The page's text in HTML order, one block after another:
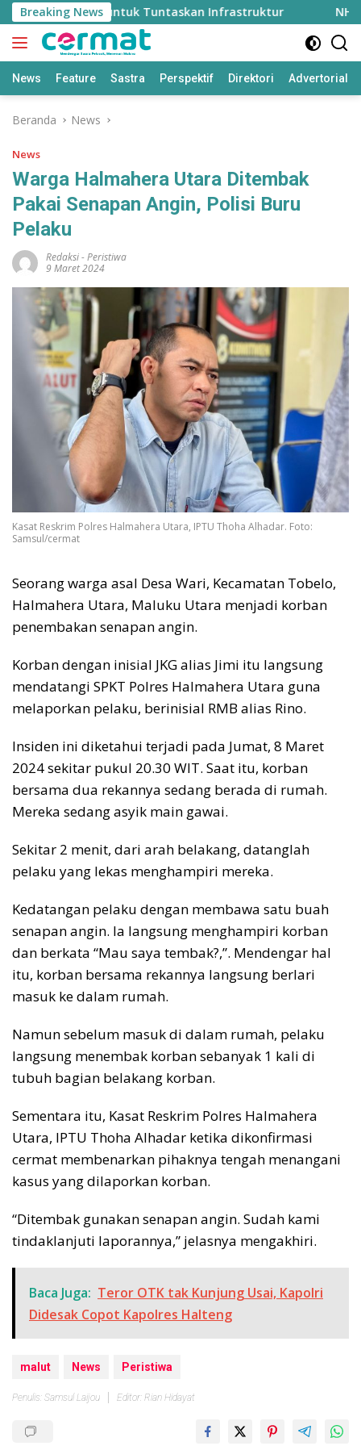
Langsung
ke
konten
Breaking News
Rp2 Triliun untuk Tuntaskan Infrastruktur NHM
News Feature Sastra Perspektif Direktori Advertorial
Beranda News
News
Warga Halmahera Utara Ditembak
Pakai Senapan Angin, Polisi Buru
Pelaku
Redaksi-Peristiwa
9 Maret 2024
Kasat Reskrim Polres Halmahera Utara, IPTU Thoha Alhadar. Foto:
Samsul/cermat
Seorang warga asal Desa Wari, Kecamatan Tobelo,
Halmahera Utara, Maluku Utara menjadi korban
penembakan senapan angin.
Korban dengan inisial JKG alias Jimi itu langsung
mendatangi SPKT Polres Halmahera Utara guna
melaporkan pelaku, berinisial RMB alias Rino.
Insiden ini diketahui terjadi pada Jumat, 8 Maret
2024 sekitar pukul 20.30 WIT. Saat itu, korban
bersama dua rekannya sedang berada di rumah.
Mereka sedang asyik main gawai.
Sekitar 2 menit, dari arah belakang, datanglah
pelaku yang lekas menghampiri mereka.
Kedatangan pelaku dengan membawa satu buah
senapan angin. Ia langsung menghampiri korban
dan berkata “Mau saya tembak?,”. Mendengar hal
itu, korban bersama rekannya langsung berlari
masuk ke dalam rumah.
Namun sebelum masuk di dalam rumah, pelaku
langsung menembak korban sebanyak 1 kali di
tubuh bagian belakang korban.
Sementara itu, Kasat Reskrim Polres Halmahera
Utara, IPTU Thoha Alhadar ketika dikonfirmasi
cermat membenarkan pihaknya tengah menangani
kasus yang dilaporkan korban.
“Ditembak gunakan senapan angin. Sudah kami
tindaklanjuti laporannya,” jelasnya mengakhiri.
Baca Juga: Teror OTK tak Kunjung Usai, Kapolri
Didesak Copot Kapolres Halteng
malut News Peristiwa
Penulis: Samsul Laijou Editor: Rian Hidayat